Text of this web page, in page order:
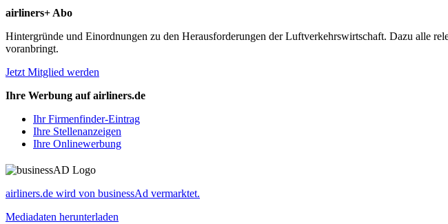
airliners+ Abo
Hintergründe und Einordnungen zu den Herausforderungen der Luftverkehrswirtschaft. Dazu alle
voranbringt.
Jetzt Mitglied werden
Ihre Werbung auf airliners.de
Ihr Firmenfinder-Eintrag
Ihre Stellenanzeigen
Ihre Onlinewerbung
airliners.de wird von businessAd vermarktet.
Mediadaten herunterladen